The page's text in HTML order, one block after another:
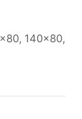
140x80,